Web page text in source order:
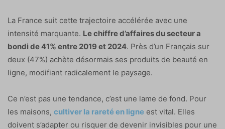
La France suit cette trajectoire accélérée avec une
intensité marquante. Le chiffre d’affaires du secteur a
bondi de 41% entre 2019 et 2024. Près d’un Français sur
deux (47%) achète désormais ses produits de beauté en
ligne, modifiant radicalement le paysage.
Ce n’est pas une tendance, c’est une lame de fond. Pour
les maisons, cultiver la rareté en ligne est vital. Elles
doivent s’adapter ou risquer de devenir invisibles pour une